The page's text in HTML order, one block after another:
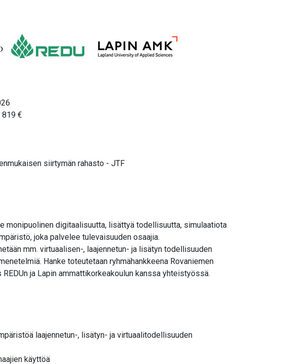
819 €
siirtymän rahasto - JTF
monipuolinen digitaalisuutta, lisättyä todellisuutta, simulaatiota
joka palvelee tulevaisuuden osaajia.
mm. virtuaalisen-, laajennetun- ja lisätyn todellisuuden
Hanke toteutetaan ryhmähankkeena Rovaniemen
ja Lapin ammattikorkeakoulun kanssa yhteistyössä.
laajennetun-, lisätyn- ja virtuaalitodellisuuden
käyttöä